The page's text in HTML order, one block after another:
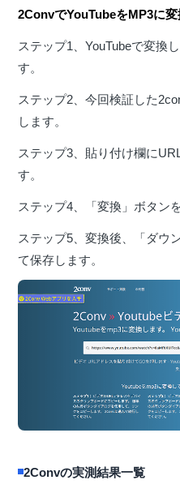
2ConvでYouTubeをMP3に変
ステップ1、YouTubeで変換
す。
ステップ2、今回検証した
します。
ステップ3、貼り付け欄に
す。
ステップ4、「変換」ボタン
ステップ5、変換後、「ダウ
て保存します。
2Convの実測結果一覧